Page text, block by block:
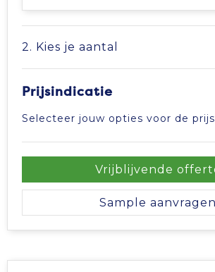
Veiligheid, Auto en Fiets
Waterflesjes
Veiligheidssignalering en
Vesten
Papieren tassen
Promotietassen
Reistassensets
Rugzakken
2. Kies je aantal
Prijsindicatie
Selecteer jouw opties voor de
Vrijblijvende
Sample aanvragen